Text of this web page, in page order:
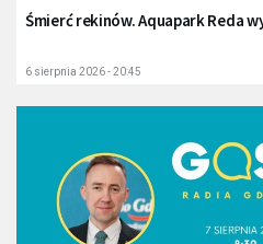
Śmierć rekinów. Aquapark Reda
6 sierpnia 2026 - 20:45